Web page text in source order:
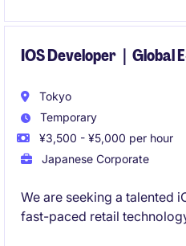
IOS Developer｜Global
Tokyo
Temporary
¥3,500 - ¥5,000 per hour
Japanese Corporate
We are seeking a talented
fast-paced retail